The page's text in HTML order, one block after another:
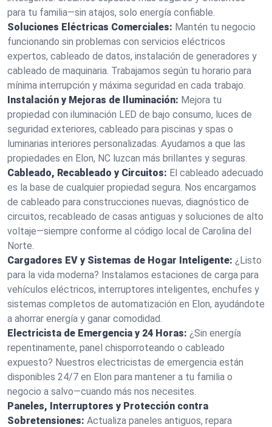
para tu familia—sin atajos, solo energía confiable.
Soluciones Eléctricas Comerciales: Mantén tu negocio
funcionando sin problemas con servicios eléctricos
expertos, cableado de datos, instalación de generadores y
cableado de maquinaria. Trabajamos según tu horario para
mínima interrupción y máxima seguridad en cada trabajo.
Instalación y Mejoras de Iluminación: Mejora tu
propiedad con iluminación LED de bajo consumo, luces de
seguridad exteriores, cableado para piscinas y spas o
luminarias interiores personalizadas. Ayudamos a que las
propiedades en Elon, NC luzcan más brillantes y seguras.
Cableado, Recableado y Circuitos: El cableado adecuado
es la base de cualquier propiedad segura. Nos encargamos
de cableado para construcciones nuevas, diagnóstico de
circuitos, recableado de casas antiguas y soluciones de alto
voltaje—siempre conforme al código local de Carolina del
Norte.
Cargadores EV y Sistemas de Hogar Inteligente: ¿Listo
para la vida moderna? Instalamos estaciones de carga para
vehículos eléctricos, interruptores inteligentes, enchufes y
sistemas completos de automatización en Elon, ayudándote
a ahorrar energía y ganar comodidad.
Electricista de Emergencia y 24 Horas: ¿Sin energía
repentinamente, panel chisporroteando o cableado
expuesto? Nuestros electricistas de emergencia están
disponibles 24/7 en Elon para mantener a tu familia o
negocio a salvo—cuando más nos necesites.
Paneles, Interruptores y Protección contra
Sobretensiones: Actualiza paneles antiguos, repara